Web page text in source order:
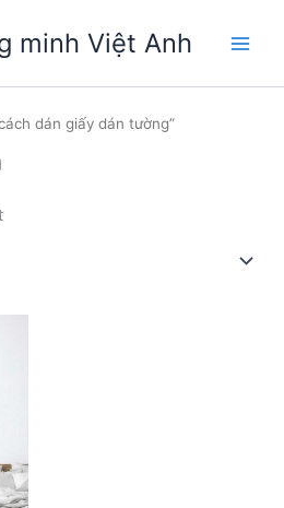
minh Việt Anh
dán giấy dán tường”